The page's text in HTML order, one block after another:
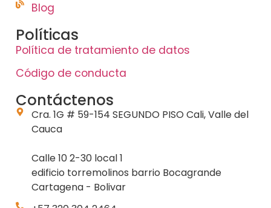
Blog
Políticas
Política de tratamiento de datos
Código de conducta
Contáctenos
Cra. 1G # 59-154 SEGUNDO PISO Cali, Valle del
Cauca
Calle 10 2-30 local 1
edificio torremolinos barrio Bocagrande
Cartagena - Bolivar